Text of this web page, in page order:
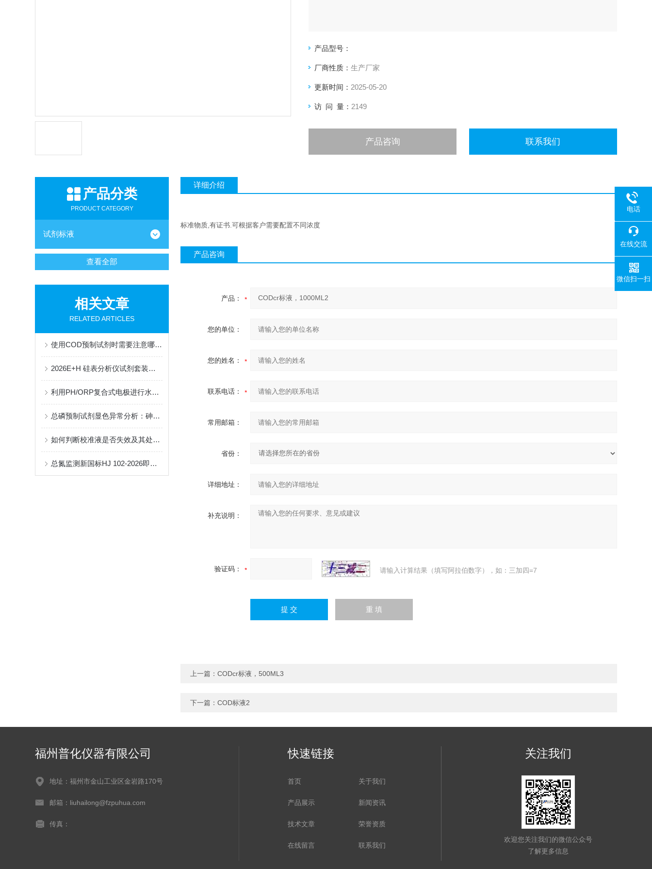
产品型号：
厂商性质： 生产厂家
更新时间： 2025-05-20
访 问 量： 2149
产品咨询 联系我们
产品分类
PRODUCT CATEGORY
试剂标液
查看全部
相关文章
RELATED ARTICLES
使用COD预制试剂时需要注意哪些实验条件和操作步骤？
2026E+H 硅表分析仪试剂套装供应商：整套配套试剂，适配电厂在线监测场景
利用PH/ORP复合式电极进行水质检测的准确性研究
总磷预制试剂显色异常分析：砷铁离子干扰的掩蔽方法与质控样验证
如何判断校准液是否失效及其处理方法
总氮监测新国标HJ 102-2026即将实施-普化总氮试剂
详细介绍
标准物质,有证书.可根据客户需要配置不同浓度
产品咨询
产品：
您的单位：
您的姓名：
联系电话：
常用邮箱：
省份：
详细地址：
补充说明：
验证码： 请输入计算结果（填写阿拉伯数字），如：三加四=7
上一篇： CODcr标液，500ML3
下一篇： COD标液2
福州普化仪器有限公司
地址：福州市金山工业区金岩路170号
邮箱：liuhailong@fzpuhua.com
传真：
快速链接
首页 关于我们
产品展示 新闻资讯
技术文章 荣誉资质
在线留言 联系我们
关注我们
欢迎您关注我们的微信公众号
了解更多信息
电话
400-
在线交流
微信扫一扫